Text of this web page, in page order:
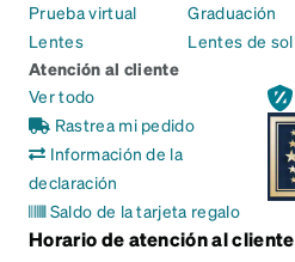
Prueba virtual
Lentes
Graduación
Lentes de sol
Atención al cliente
Ver todo
Rastrea mi pedido
Información de la
declaración
Saldo de la tarjeta regalo
Horario de atención al cliente